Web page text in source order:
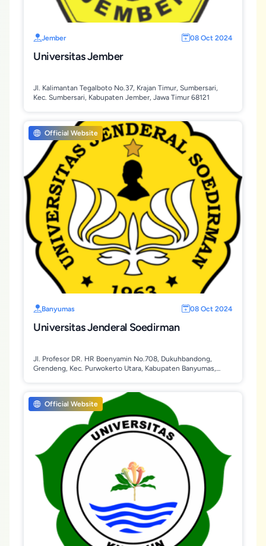
Jember 08 Oct 2024
Universitas Jember
Jl. Kalimantan Tegalboto No.37, Krajan Timur, Sumbersari,
Kec. Sumbersari, Kabupaten Jember, Jawa Timur 68121
Official Website
Banyumas 08 Oct 2024
Universitas Jenderal Soedirman
Jl. Profesor DR. HR Boenyamin No.708, Dukuhbandong,
Grendeng, Kec. Purwokerto Utara, Kabupaten Banyumas,
Official Website